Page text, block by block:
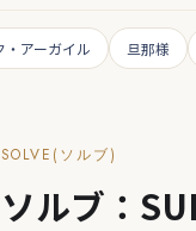
・アーガイル 旦那様
SOLVE(ソルブ)
ソルブ：